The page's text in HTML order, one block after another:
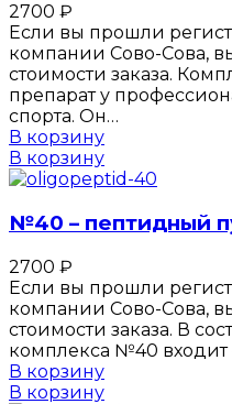
2700 ₽
Если вы прошли
компании Сово-Сова,
стоимости заказа.
препарат у
спорта. Он…
В корзину
В корзину
№40 – пептидный
2700 ₽
Если вы прошли
компании Сово-Сова,
стоимости заказа. В
комплекса №40 входит
В корзину
В корзину